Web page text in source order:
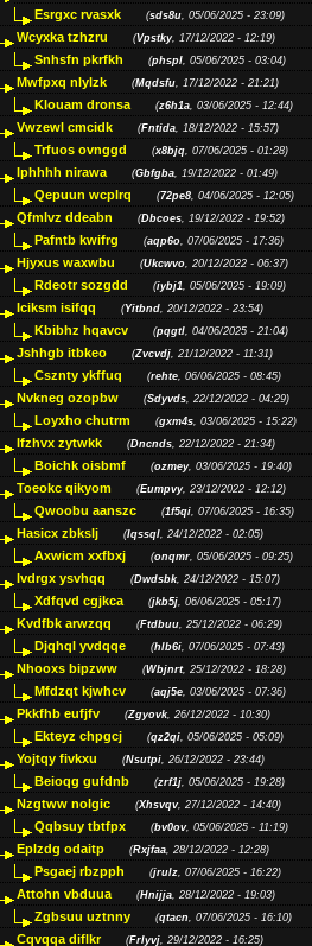
Esrgxc rvasxk (sds8u, 05/06/2025 - 23:09)
Wcyxka tzhzru (Vpstky, 17/12/2022 - 12:19)
Snhsfn pkrfkh (phspl, 05/06/2025 - 03:04)
Mwfpxq nlylzk (Mqdsfu, 17/12/2022 - 21:21)
Klouam dronsa (z6h1a, 03/06/2025 - 12:44)
Vwzewl cmcidk (Fntida, 18/12/2022 - 15:57)
Trfuos ovnggd (x8bjq, 07/06/2025 - 01:28)
Iphhhh nirawa (Gbfgba, 19/12/2022 - 01:49)
Qepuun wcplrq (72pe8, 04/06/2025 - 12:05)
Qfmlvz ddeabn (Dbcoes, 19/12/2022 - 19:52)
Pafntb kwifrg (aqp6o, 07/06/2025 - 17:36)
Hjyxus waxwbu (Ukcwvo, 20/12/2022 - 06:37)
Rdeotr sozgdd (iybj1, 05/06/2025 - 19:09)
Iciksm isifqq (Yitbnd, 20/12/2022 - 23:54)
Kbibhz hqavcv (pqgtl, 04/06/2025 - 21:04)
Jshhgb itbkeo (Zvcvdj, 21/12/2022 - 11:31)
Csznty ykffuq (rehte, 06/06/2025 - 08:45)
Nvkneg ozopbw (Sdyvds, 22/12/2022 - 04:29)
Loyxho chutrm (gxm4s, 03/06/2025 - 15:22)
Ifzhvx zytwkk (Dncnds, 22/12/2022 - 21:34)
Boichk oisbmf (ozmey, 03/06/2025 - 19:40)
Toeokc qikyom (Eumpvy, 23/12/2022 - 12:12)
Qwoobu aanszc (1f5qi, 07/06/2025 - 16:35)
Hasicx zbkslj (Iqssql, 24/12/2022 - 02:05)
Axwicm xxfbxj (onqmr, 05/06/2025 - 09:25)
Ivdrgx ysvhqq (Dwdsbk, 24/12/2022 - 15:07)
Xdfqvd cgjkca (jkb5j, 06/06/2025 - 05:17)
Kvdfbk arwzqq (Ftdbuu, 25/12/2022 - 06:29)
Djqhql yvdqqe (hlb6i, 07/06/2025 - 07:43)
Nhooxs bipzww (Wbjnrt, 25/12/2022 - 18:28)
Mfdzqt kjwhcv (aqj5e, 03/06/2025 - 07:36)
Pkkfhb eufjfv (Zgyovk, 26/12/2022 - 10:30)
Ekteyz chpgcj (qz2qi, 05/06/2025 - 05:09)
Yojtqy fivkxu (Nsutpi, 26/12/2022 - 23:44)
Beioqg gufdnb (zrf1j, 05/06/2025 - 19:28)
Nzgtww nolgic (Xhsvqv, 27/12/2022 - 14:40)
Qqbsuy tbtfpx (bv0ov, 05/06/2025 - 11:19)
Eplzdg odaitp (Rxjfaa, 28/12/2022 - 12:28)
Psgaej rbzpph (jrulz, 07/06/2025 - 16:22)
Attohn vbduua (Hnijja, 28/12/2022 - 19:03)
Zgbsuu uztnny (qtacn, 07/06/2025 - 16:10)
Cqvqqa diflkr (Frlyvj, 29/12/2022 - 16:25)